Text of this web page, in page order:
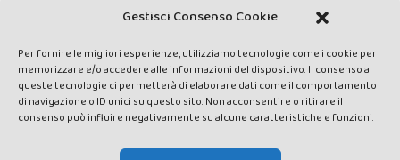
Gestisci Consenso Cookie
Per fornire le migliori esperienze, utilizziamo tecnologie come i cookie per
memorizzare e/o accedere alle informazioni del dispositivo. Il consenso a
queste tecnologie ci permetterà di elaborare dati come il comportamento
di navigazione o ID unici su questo sito. Non acconsentire o ritirare il
consenso può influire negativamente su alcune caratteristiche e funzioni.
rights reserved - Testata registrata presso il Tribunale di Siena con